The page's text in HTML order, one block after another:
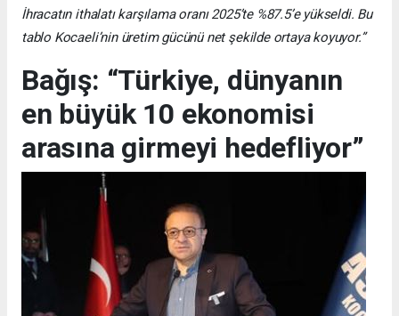
İhracatın ithalatı karşılama oranı 2025’te %87.5’e yükseldi. Bu
tablo Kocaeli’nin üretim gücünü net şekilde ortaya koyuyor.”
Bağış: “Türkiye, dünyanın
en büyük 10 ekonomisi
arasına girmeyi hedefliyor”